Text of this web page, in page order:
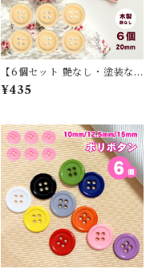
【6個セット 艶なし・塗装な
し】直径20mm 木製4つ穴ボ
タン【haoa】
¥435